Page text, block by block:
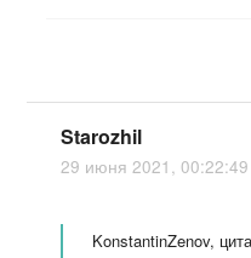
Starozhil
29 июня 2021, 00:22:49
KonstantinZenov,